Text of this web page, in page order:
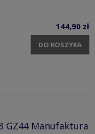
144,90 zł
DO KOSZYKA
GZ44 Manufaktura